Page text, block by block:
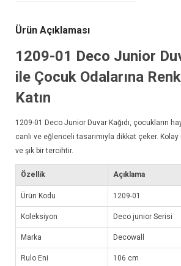
Ürün Açıklaması
1209-01 Deco Junior
ile Çocuk Odalarına
Katın
1209-01 Deco Junior Duvar Kağıdı , çocukların
canlı ve eğlenceli tasarımıyla dikkat çeker.
ve şık bir tercihtir.
Özellik Açıklama
Ürün Kodu 1209-01
Koleksiyon Deco junior Serisi
Marka Decowall
Rulo Eni 106 cm